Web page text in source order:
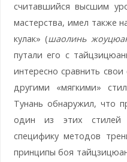
считавшийся высшим
мастерства, имел также
кулак» (шаолинь
путали его с
интересно сравнить
другими «мягкими»
Тунань обнаружил, что
один из этих стилей
специфику методов
принципы боя